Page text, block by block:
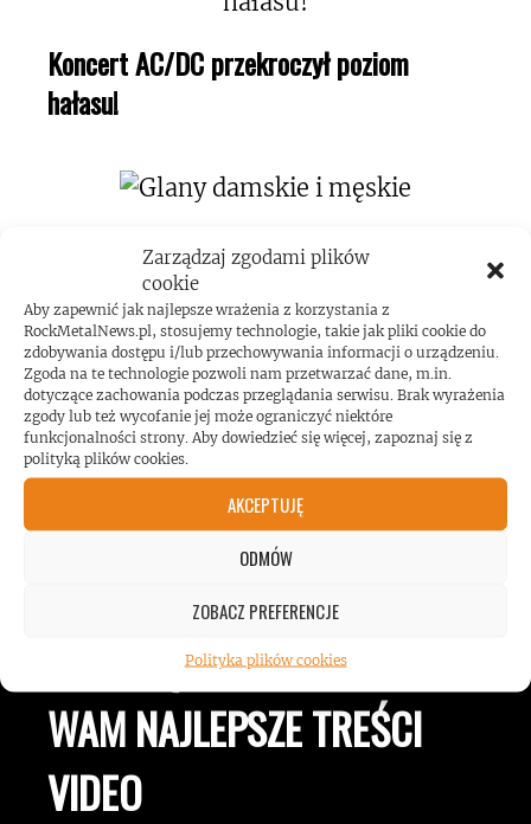
Zarządzaj zgodami plików
cookie
Aby zapewnić jak najlepsze wrażenia z korzystania z
RockMetalNews.pl, stosujemy technologie, takie jak pliki cookie do
zdobywania dostępu i/lub przechowywania informacji o urządzeniu.
Zgoda na te technologie pozwoli nam przetwarzać dane, m.in.
dotyczące zachowania podczas przeglądania serwisu. Brak wyrażenia
zgody lub też wycofanie jej może ograniczyć niektóre
funkcjonalności strony. Aby dowiedzieć się więcej, zapoznaj się z
polityką plików cookies.
AKCEPTUJĘ
ODMÓW
ZOBACZ PREFERENCJE
Polityka plików cookies
Koncert AC/DC przekroczył poziom
hałasu!
ROCKMETALNEWS TV
JESTEŚMY BLISKO
ZESPOŁÓW, KONCERTÓW I
LUDZI ZWIĄZANYCH Z
MUZYKĄ, BY DOSTARCZAĆ
WAM NAJLEPSZE TREŚCI
VIDEO